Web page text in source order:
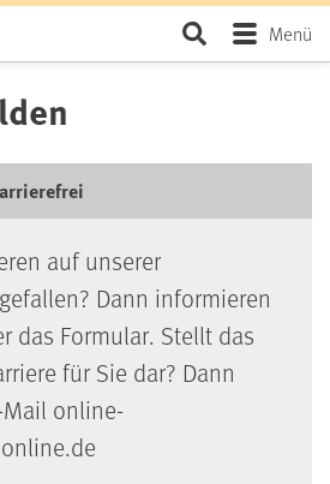
SeiteMenü
auf unserer
Dann informieren
das Formular. Stellt das
für Sie dar? Dann
online-